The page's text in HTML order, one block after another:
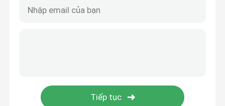
Hệ thống làm mát